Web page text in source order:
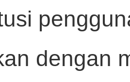
dengan